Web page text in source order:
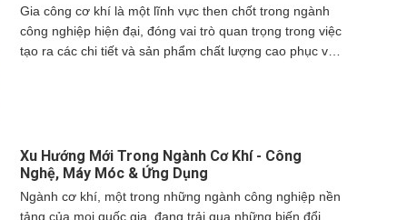
Gia công cơ khí là một lĩnh vực then chốt trong ngành
công nghiệp hiện đại, đóng vai trò quan trọng trong việc
tạo ra các chi tiết và sản phẩm chất lượng cao phục vụ
phân tích những ngành nào có thể kết hợp hiệu quả với
gia công cơ khí để tạo ra giá trị lớn hơn cho nền kinh tế
và xã hội.
Xu Hướng Mới Trong Ngành Cơ Khí - Công
Nghệ, Máy Móc & Ứng Dụng
Ngành cơ khí, một trong những ngành công nghiệp nền
tảng của mọi quốc gia, đang trải qua những biến đổi